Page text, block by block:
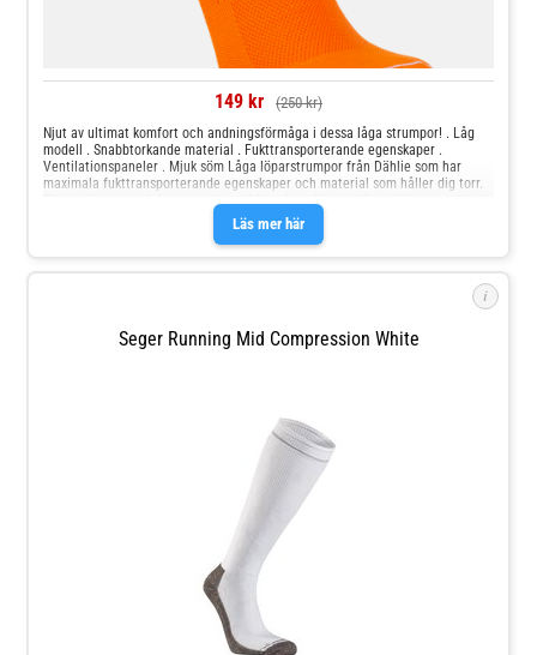
149 kr (250 kr)
Läs mer här
Njut av ultimat komfort och andningsförmåga i dessa låga strumpor! . Låg
modell . Snabbtorkande material . Fukttransporterande egenskaper .
Ventilationspaneler . Mjuk söm Låga löparstrumpor från Dählie som har
maximala fukttransporterande egenskaper och material som håller dig torr.
passform med minimal friktion. Det perfekta paret löparstrumpor när du
behöver lite extra stöd och dämpning. Skontvätt 40°C.
i
Seger Running Mid Compression White